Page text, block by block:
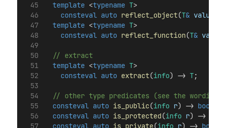
template <typename T>
consteval auto reflect_object(T& value
template <typename T>
consteval auto reflect_function(T& value
  // extract
template <typename T>
consteval auto extract(info) -> T;
  // other type predicates (see the wording)
consteval auto is_public(info r) -> bool
consteval auto is_protected(info r) ->
consteval auto is_private(info r) -> bool